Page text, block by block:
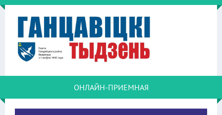
ОНЛАЙН-ПРИЕМНАЯ